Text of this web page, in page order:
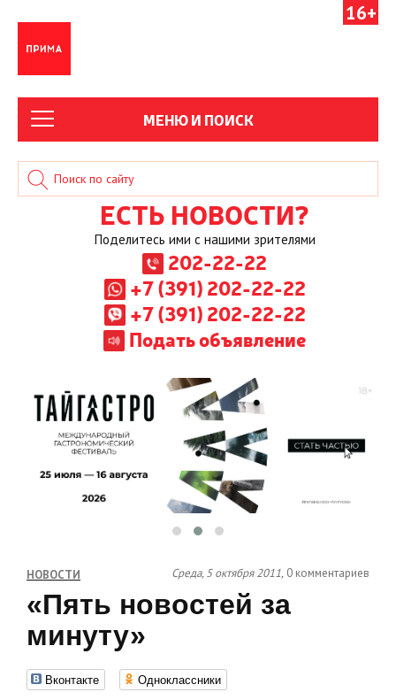
16+
МЕНЮ И ПОИСК
ЕСТЬ НОВОСТИ?
Поделитесь ими с нашими зрителями
202-22-22
+7 (391) 202-22-22
+7 (391) 202-22-22
Подать объявление
НОВОСТИ Среда, 5 октября 2011, 0 комментариев
«Пять новостей за
минуту»
Вконтакте Одноклассники